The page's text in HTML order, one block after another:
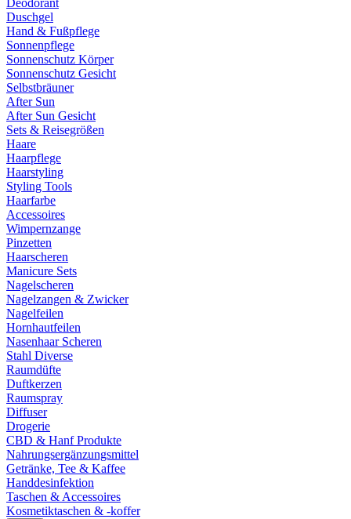
Deodorant
Duschgel
Hand & Fußpflege
Sonnenpflege
Sonnenschutz Körper
Sonnenschutz Gesicht
Selbstbräuner
After Sun
After Sun Gesicht
Sets & Reisegrößen
Haare
Haarpflege
Haarstyling
Styling Tools
Haarfarbe
Accessoires
Wimpernzange
Pinzetten
Haarscheren
Manicure Sets
Nagelscheren
Nagelzangen & Zwicker
Nagelfeilen
Hornhautfeilen
Nasenhaar Scheren
Stahl Diverse
Raumdüfte
Duftkerzen
Raumspray
Diffuser
Drogerie
CBD & Hanf Produkte
Nahrungsergänzungsmittel
Getränke, Tee & Kaffee
Handdesinfektion
Taschen & Accessoires
Kosmetiktaschen & -koffer